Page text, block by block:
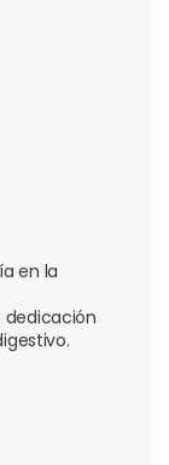
en la
dedicación